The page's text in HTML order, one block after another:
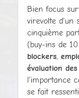
Bien focus
virevolte d'un
cinquième
(buy-ins de
blockers,
évaluation
l'importance
se fait